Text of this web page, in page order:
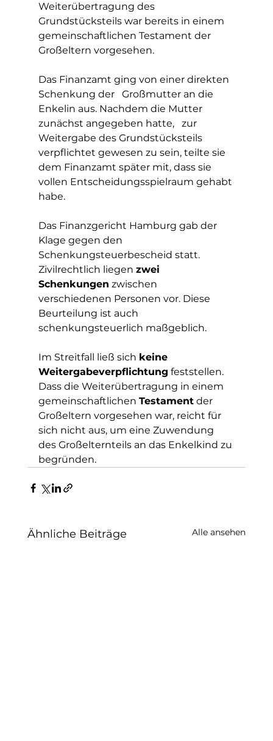
Weiterübertragung des
Grundstücksteils war bereits in einem
gemeinschaftlichen Testament der
Großeltern vorgesehen.
Das Finanzamt ging von einer direkten
Schenkung der   Großmutter an die
Enkelin aus. Nachdem die Mutter
zunächst angegeben hatte,   zur
Weitergabe des Grundstücksteils
verpflichtet gewesen zu sein, teilte sie
dem Finanzamt später mit, dass sie
vollen Entscheidungsspielraum gehabt
habe.
Das Finanzgericht Hamburg gab der
Klage gegen den
Schenkungsteuerbescheid statt.
Zivilrechtlich liegen zwei
Schenkungen zwischen
verschiedenen Personen vor. Diese
Beurteilung ist auch
schenkungsteuerlich maßgeblich.
Im Streitfall ließ sich keine
Weitergabeverpflichtung feststellen.
Dass die Weiterübertragung in einem
gemeinschaftlichen Testament der
Großeltern vorgesehen war, reicht für
sich nicht aus, um eine Zuwendung
des Großelternteils an das Enkelkind zu
begründen.
Ähnliche Beiträge Alle ansehen